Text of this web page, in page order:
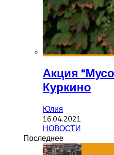
Акция
Куркино
Юлия
16.04.2021
НОВОСТИ
Последнее